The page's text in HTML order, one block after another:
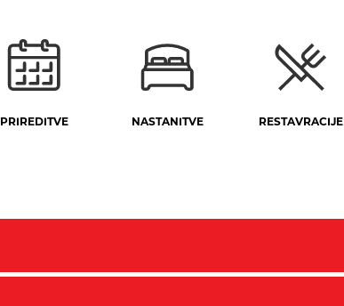
PRIREDITVE NASTANITVE RESTAVRACIJE